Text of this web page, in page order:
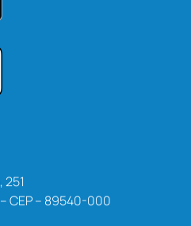
251
CEP – 89540-000